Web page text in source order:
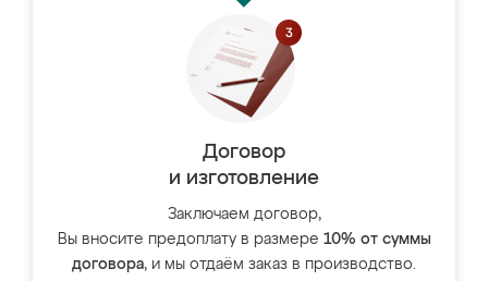
Договор
и изготовление
Заключаем договор,
Вы вносите предоплату в размере 10% от суммы
договора, и мы отдаём заказ в производство.